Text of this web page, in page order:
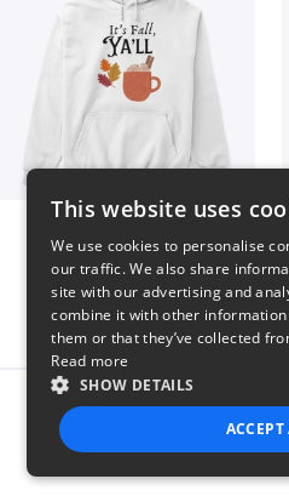
Report
This website uses
We use cookies to personalise
our traffic. We also share
site with our advertising and
combine it with other information
them or that they’ve collected
Read more
SHOW DETAILS
STRICTLY NECESSARY